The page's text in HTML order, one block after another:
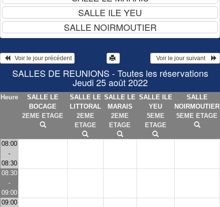
   Voir le jour précédent
  Voir le jour suivant
SALLES DE REUNIONS - Toutes les réservations
Jeudi 25 août 2022
Heure
SALLE LE
BOCAGE
2EME ETAGE
SALLE LE
LITTORAL
2EME
ETAGE
SALLE LE
MARAIS
2EME
ETAGE
SALLE ILE
YEU
5EME
ETAGE
SALLE
NOIRMOUTIER
5EME ETAGE
08:00
-
08:30
08:30
-
09:00
09:00